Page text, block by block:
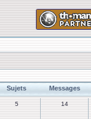
Sujets Messages
5 14